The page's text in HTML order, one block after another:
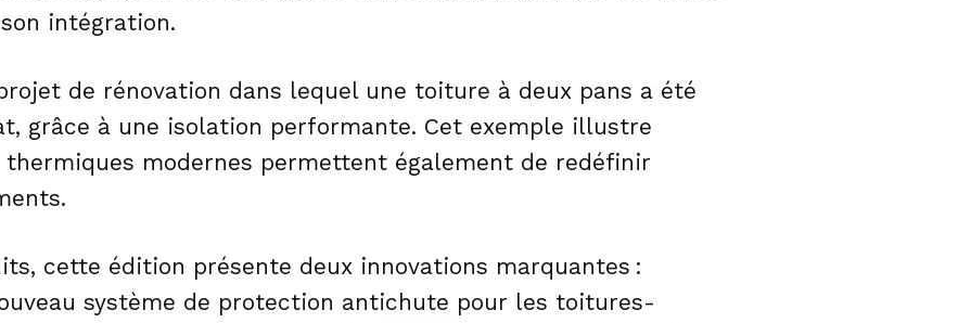
intégration.
de rénovation dans lequel une toiture à deux pans a été
grâce à une isolation performante. Cet exemple illustre
modernes permettent également de redéfinir
cette édition présente deux innovations marquantes :
système de protection antichute pour les toitures-